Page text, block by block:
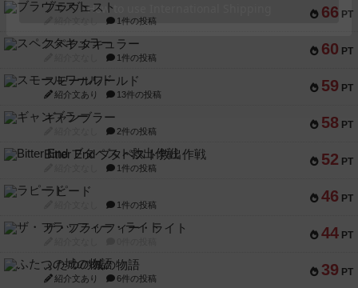
66 PT
ブラヴェスト
1件の投稿
60 PT
スペクタキュラー
1件の投稿
59 PT
スモールワールド
紹介文あり 13件の投稿
58 PT
ギャンブラー
2件の投稿
52 PT
Bitter End ブタペスト救出作戦
1件の投稿
46 PT
ラピード
1件の投稿
44 PT
ザ・フラッフィー・ライト
39 PT
ふたつの城の物語
紹介文あり 6件の投稿